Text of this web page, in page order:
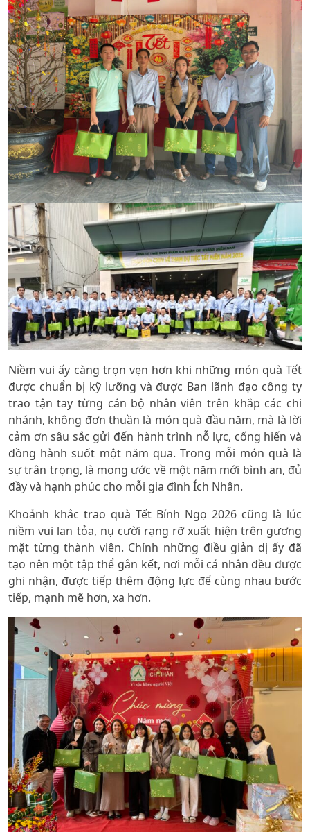
Niềm vui ấy càng trọn vẹn hơn khi những món quà Tết
được chuẩn bị kỹ lưỡng và được Ban lãnh đạo công ty
trao tận tay từng cán bộ nhân viên trên khắp các chi
nhánh, không đơn thuần là món quà đầu năm, mà là lời
cảm ơn sâu sắc gửi đến hành trình nỗ lực, cống hiến và
đồng hành suốt một năm qua. Trong mỗi món quà là
sự trân trọng, là mong ước về một năm mới bình an, đủ
đầy và hạnh phúc cho mỗi gia đình Ích Nhân.
Khoảnh khắc trao quà Tết Bính Ngọ 2026 cũng là lúc
niềm vui lan tỏa, nụ cười rạng rỡ xuất hiện trên gương
mặt từng thành viên. Chính những điều giản dị ấy đã
tạo nên một tập thể gắn kết, nơi mỗi cá nhân đều được
ghi nhận, được tiếp thêm động lực để cùng nhau bước
tiếp, mạnh mẽ hơn, xa hơn.